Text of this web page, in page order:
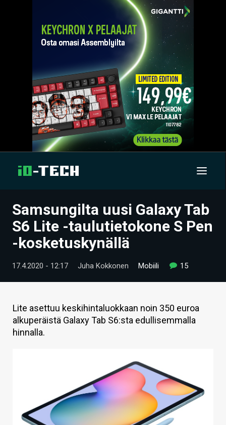
UUTISET
ARTIKKELIT
VIDEOT
TECHBBS
TIETOA
HINTA.FI
HAKU
Samsungilta uusi Galaxy Tab
S6 Lite -taulutietokone S Pen
-kosketuskynällä
17.4.2020 - 12:17 Juha Kokkonen Mobiili 15
Lite asettuu keskihintaluokkaan noin 350 euroa
alkuperäistä Galaxy Tab S6:sta edullisemmalla
hinnalla.